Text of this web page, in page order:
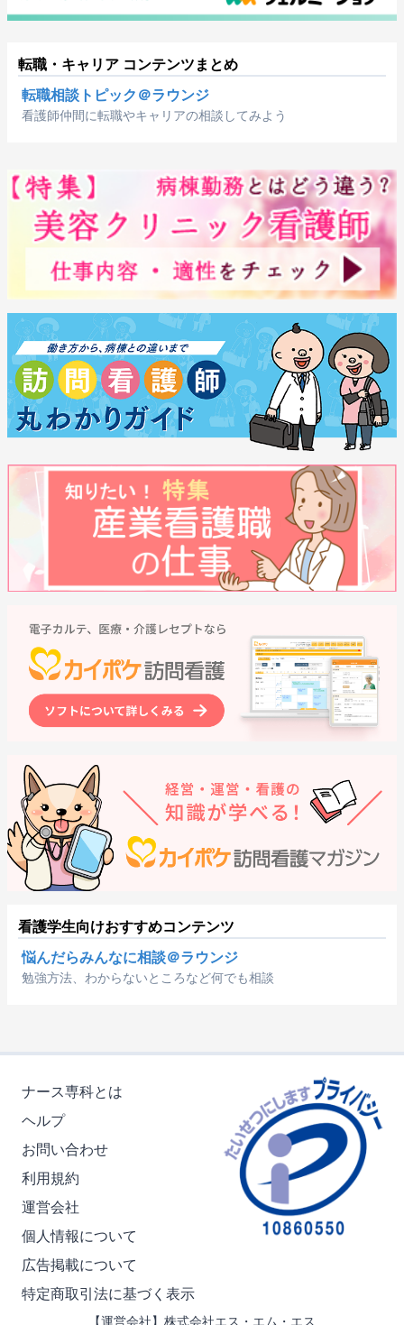
転職・キャリア コンテンツまとめ
転職相談トピック＠ラウンジ
看護師仲間に転職やキャリアの相談してみよう
看護学生向けおすすめコンテンツ
悩んだらみんなに相談＠ラウンジ
勉強方法、わからないところなど何でも相談
ナース専科とは
ヘルプ
お問い合わせ
利用規約
運営会社
個人情報について
広告掲載について
特定商取引法に基づく表示
【運営会社】株式会社エス・エム・エス